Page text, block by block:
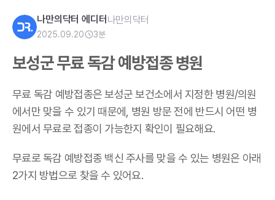
나만의닥터 에디터 나만의닥터
2025.09.20 3분
보성군 무료 독감 예방접종 병원
무료 독감 예방접종은 보성군 보건소에서 지정한 병원/의원
에서만 맞을 수 있기 때문에, 병원 방문 전에 반드시 어떤 병
원에서 무료로 접종이 가능한지 확인이 필요해요.
무료로 독감 예방접종 백신 주사를 맞을 수 있는 병원은 아래
2가지 방법으로 찾을 수 있어요.